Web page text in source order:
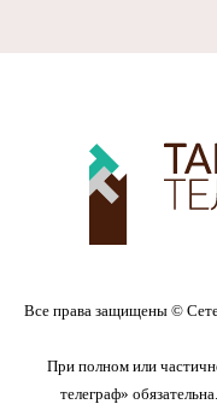
Все права защищены ©
При полном или
телеграф»